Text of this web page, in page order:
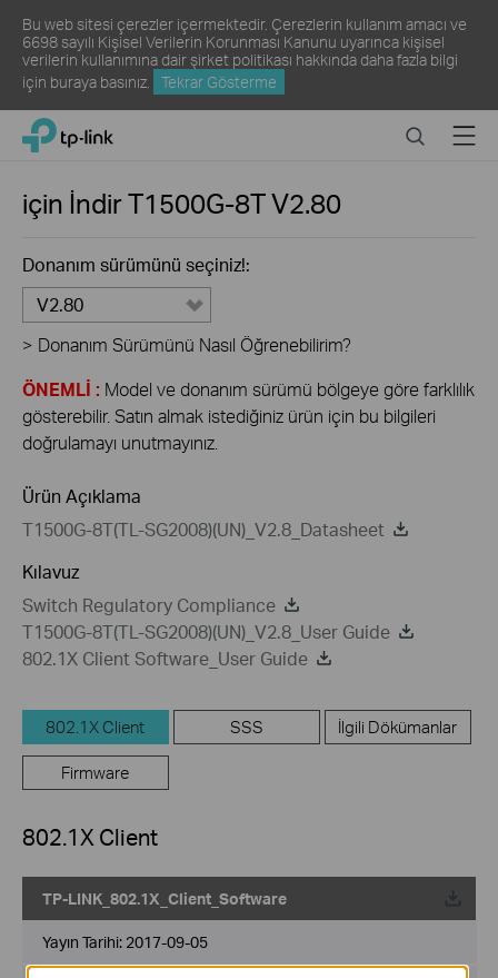
Bu web sitesi çerezler içermektedir. Çerezlerin kullanım amacı ve
6698 sayılı Kişisel Verilerin Korunması Kanunu uyarınca kişisel
verilerin kullanımına dair şirket politikası hakkında daha fazla bilgi
için buraya basınız. Tekrar Gösterme
Click
navigation
TP-Link, Reliably Smart SearchMenu
için İndirT1500G-8TV2.80
Donanım sürümünü seçiniz!:
V2.80
> Donanım Sürümünü Nasıl Öğrenebilirim?
ÖNEMLİ : Model ve donanım sürümü bölgeye göre farklılık
gösterebilir. Satın almak istediğiniz ürün için bu bilgileri
doğrulamayı unutmayınız.
Ürün Açıklama
T1500G-8T(TL-SG2008)(UN)_V2.8_Datasheet
Kılavuz
Switch Regulatory Compliance
T1500G-8T(TL-SG2008)(UN)_V2.8_User Guide
802.1X Client Software_User Guide
802.1X Client SSS İlgili Dökümanlar
Firmware
802.1X Client
TP-LINK_802.1X_Client_Software
Yayın Tarihi: 2017-09-05